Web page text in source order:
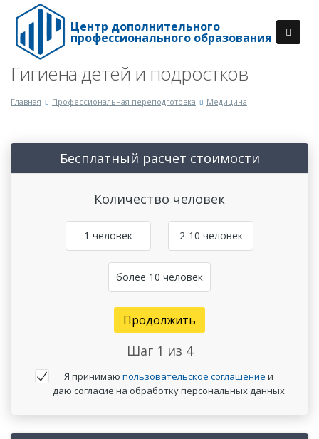
Центр дополнительного
профессионального образования
Гигиена детей и подростков
Главная Профессиональная переподготовка Медицина
Бесплатный расчет стоимости
Количество человек
1 человек 2-10 человек
более 10 человек
Продолжить
Шаг 1 из 4
Я принимаю пользовательское соглашение и
даю согласие на обработку персональных данных